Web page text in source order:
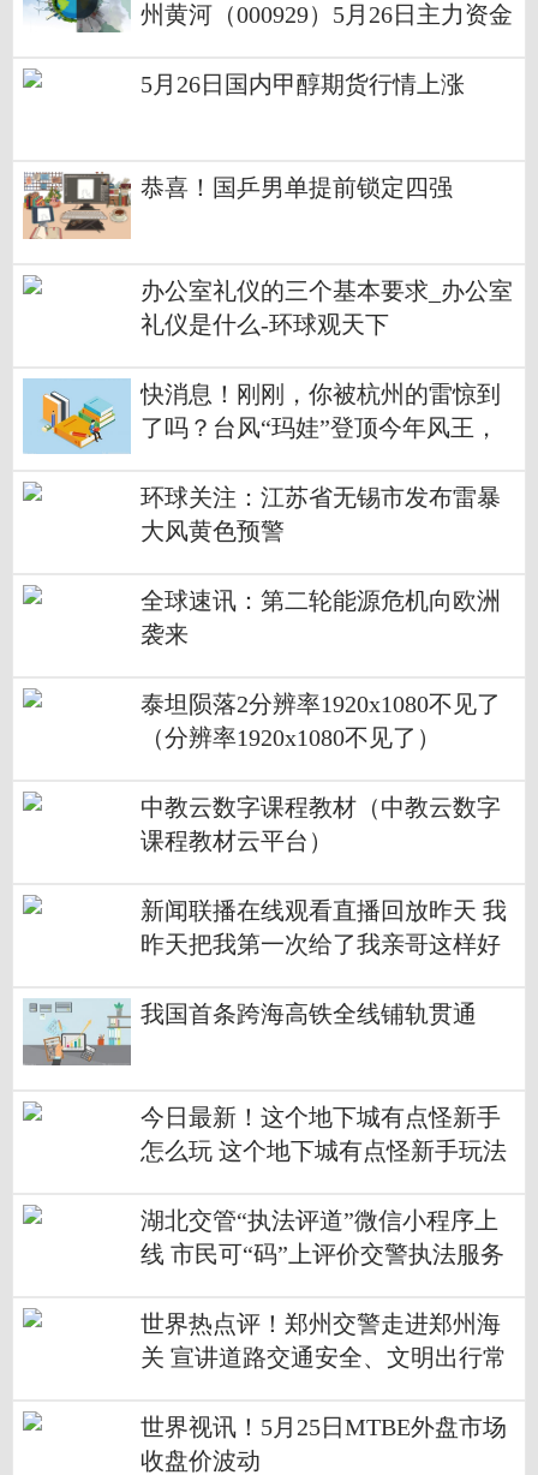
州黄河（000929）5月26日主力资金
5月26日国内甲醇期货行情上涨
恭喜！国乒男单提前锁定四强
办公室礼仪的三个基本要求_办公室
礼仪是什么-环球观天下
快消息！刚刚，你被杭州的雷惊到
了吗？台风“玛娃”登顶今年风王，
环球关注：江苏省无锡市发布雷暴
大风黄色预警
全球速讯：第二轮能源危机向欧洲
袭来
泰坦陨落2分辨率1920x1080不见了
（分辨率1920x1080不见了）
中教云数字课程教材（中教云数字
课程教材云平台）
新闻联播在线观看直播回放昨天 我
昨天把我第一次给了我亲哥这样好
我国首条跨海高铁全线铺轨贯通
今日最新！这个地下城有点怪新手
怎么玩 这个地下城有点怪新手玩法
湖北交管“执法评道”微信小程序上
线 市民可“码”上评价交警执法服务
世界热点评！郑州交警走进郑州海
关 宣讲道路交通安全、文明出行常
世界视讯！5月25日MTBE外盘市场
收盘价波动